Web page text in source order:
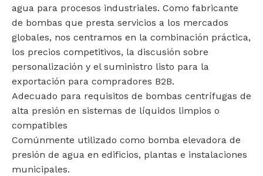
agua para procesos industriales. Como fabricante
de bombas que presta servicios a los mercados
globales, nos centramos en la combinación práctica,
los precios competitivos, la discusión sobre
personalización y el suministro listo para la
exportación para compradores B2B.
Adecuado para requisitos de bombas centrífugas de
alta presión en sistemas de líquidos limpios o
compatibles
Comúnmente utilizado como bomba elevadora de
presión de agua en edificios, plantas e instalaciones
municipales.